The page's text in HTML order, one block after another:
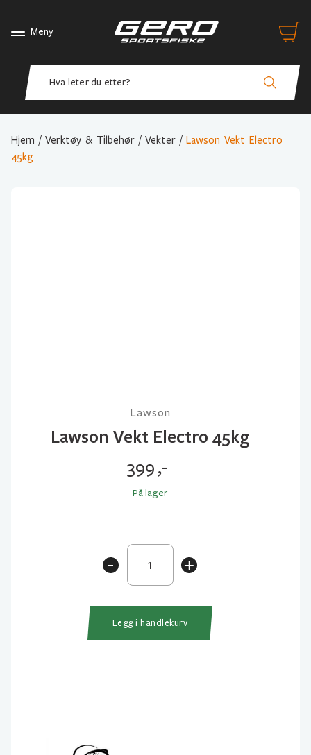
Meny
Hjem / Verktøy & Tilbehør / Vekter / Lawson Vekt Electro
45kg
Lawson
Lawson Vekt Electro 45kg
399,-
På lager
+
Lawson
Vekt
Electro
antall
-
Legg i handlekurv